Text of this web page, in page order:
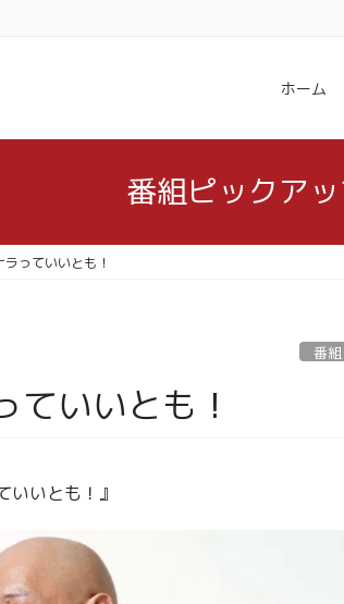
ホーム
番組ピックア
っていいとも！
番
ていいとも！
いとも！』